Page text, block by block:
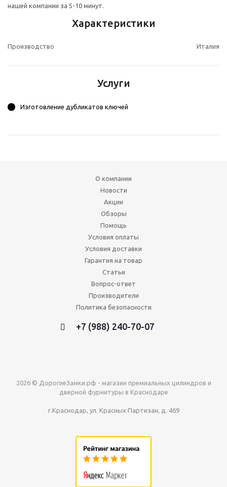
нашей компании за 5-10 минут.
Характеристики
Производство Италия
Услуги
Изготовление дубликатов ключей
О компании
Новости
Акции
Обзоры
Помощь
Условия оплаты
Условия доставки
Гарантия на товар
Статьи
Вопрос-ответ
Производители
Политика безопасности
+7 (988) 240-70-07
2026 © ДорогиеЗамки.рф - магазин премиальных цилиндров и
дверной фурнитуры в Краснодаре
г.Краснодар, ул. Красных Партизан, д. 469